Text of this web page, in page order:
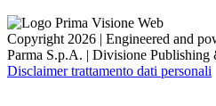
Copyright 2026 | Engineered and
Parma S.p.A. | Divisione
Disclaimer trattamento dati personali